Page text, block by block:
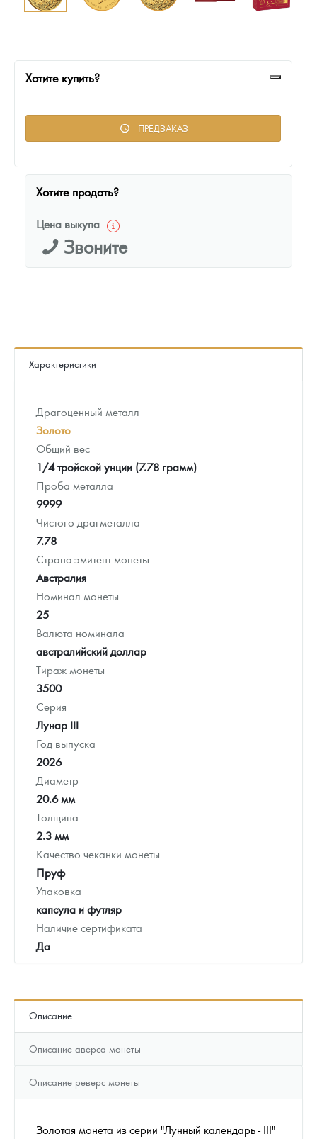
Русская нумизматика
Хотите купить?
ПРЕДЗАКАЗ
Хотите продать?
Цена выкупа
Звоните
Характеристики
Драгоценный металл
Золото
Общий вес
1/4 тройской унции (7.78 грамм)
Проба металла
9999
Чистого драгметалла
7.78
Страна-эмитент монеты
Австралия
Номинал монеты
25
Валюта номинала
австралийский доллар
Тираж монеты
3500
Серия
Лунар III
Год выпуска
2026
Диаметр
20.6 мм
Толщина
2.3 мм
Качество чеканки монеты
Пруф
Упаковка
капсула и футляр
Наличие сертификата
Да
Описание
Описание аверса монеты
Описание реверс монеты
Золотая монета из серии "Лунный календарь - III"